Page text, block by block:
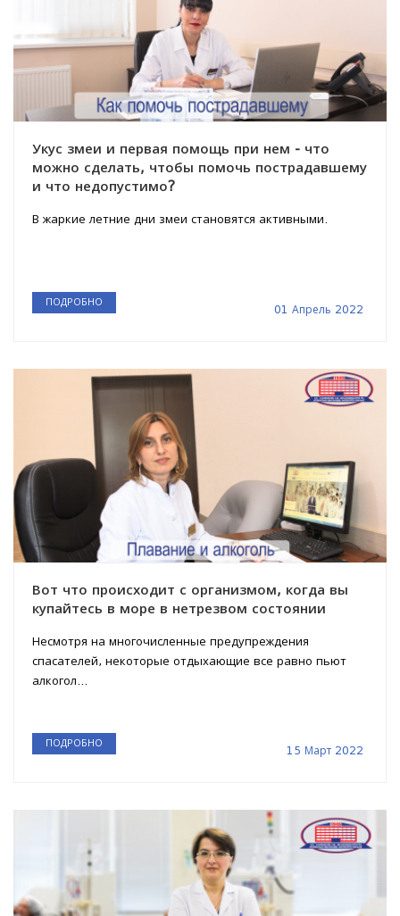
Укус змеи и первая помощь при нем - что
можно сделать, чтобы помочь пострадавшему
и что недопустимо?
В жаркие летние дни змеи становятся активными.
ПОДРОБНО
01 Апрель 2022
Вот что происходит с организмом, когда вы
купайтесь в море в нетрезвом состоянии
Несмотря на многочисленные предупреждения
спасателей, некоторые отдыхающие все равно пьют
алкогол...
ПОДРОБНО
15 Март 2022